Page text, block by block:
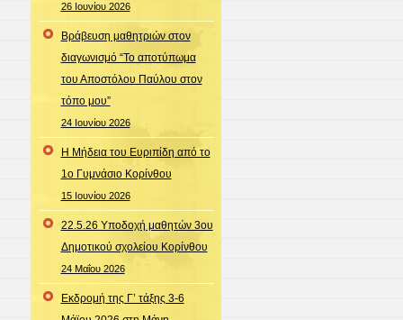
26 Ιουνίου 2026
Βράβευση μαθητριών στον
διαγωνισμό “Το αποτύπωμα
του Αποστόλου Παύλου στον
τόπο μου”
24 Ιουνίου 2026
Η Μήδεια του Ευριπίδη από το
1ο Γυμνάσιο Κορίνθου
15 Ιουνίου 2026
22.5.26 Υποδοχή μαθητών 3ου
Δημοτικού σχολείου Κορίνθου
24 Μαΐου 2026
Εκδρομή της Γ’ τάξης 3-6